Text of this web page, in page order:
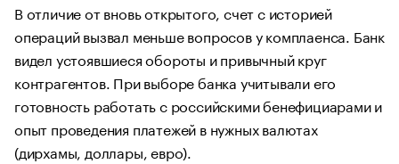
В отличие от вновь открытого, счет с историей
операций вызвал меньше вопросов у комплаенса. Банк
видел устоявшиеся обороты и привычный круг
контрагентов. При выборе банка учитывали его
готовность работать с российскими бенефициарами и
опыт проведения платежей в нужных валютах
(дирхамы, доллары, евро).